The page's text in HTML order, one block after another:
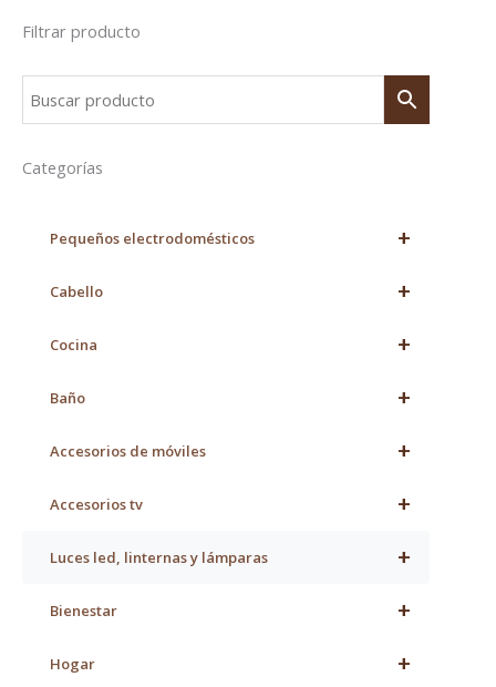
Filtrar producto
Categorías
+
Pequeños electrodomésticos
+
Cabello
+
Cocina
+
Baño
+
Accesorios de móviles
+
Accesorios tv
+
Luces led, linternas y lámparas
+
Bienestar
+
Hogar